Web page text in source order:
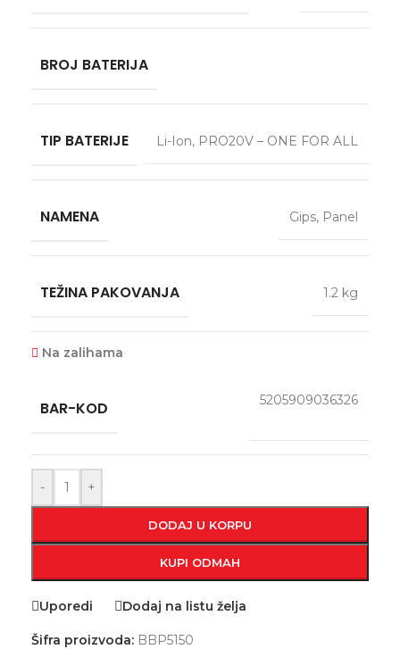
BROJ BATERIJA
TIP BATERIJE Li-Ion, PRO20V – ONE FOR ALL
NAMENA Gips, Panel
TEŽINA PAKOVANJA 1.2 kg
Na zalihama
BAR-KOD 5205909036326
- +
DODAJ U KORPU
KUPI ODMAH
Uporedi Dodaj na listu želja
Šifra proizvoda: BBP5150